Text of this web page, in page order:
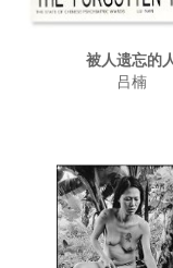
被人遗忘的
吕楠